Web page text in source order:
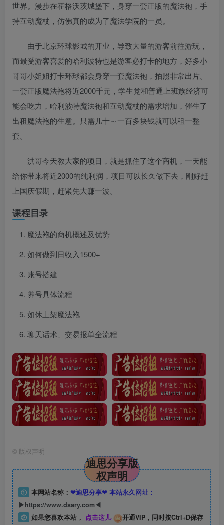
世界。漫步在霍格沃茨城堡下，身穿一套正版的魔法袍，手
持互动魔杖，仿佛真的成为了魔法学院的一员。
由于北京环球影城的开业，导致大量的游客前往游玩，
而最受游客喜爱的哈利波特也是游客必打卡的地方，好多小
哥哥小姐姐打卡环球都会身穿一套魔法袍，拍照非常出片。
一套正版魔法袍将近2000千元，学生党和普通上班族经济可
能会吃力，哈利波特魔法袍和互动魔杖的需求增加，催生了
出租魔法袍的生意。只需几十～一百多块钱就可以租一整
套。
洪哥今天教大家的项目，就是抓住了这个商机，一天能
给你带来将近2000的纯利润，项目可以长久做下去，刚好赶
上国庆假期，赶紧先大赚一波。
课程目录
魔法袍的商机概述及优势
如何做到日收入1500+
账号搭建
养号具体流程
如休上架魔法袍
聊天话术、交易报单全流程
© 版权声明
迪思分享版
权声明
① 本网站名称： ❤迪思分享❤ 本站永久网址：
▶https://www.dsary.com◀
② 如果您喜欢本站， 点击这儿 开通VIP，同时按Ctrl+D保存